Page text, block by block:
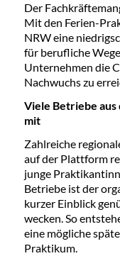
Der
Mit den Ferien-
NRW eine
für berufliche
Unternehmen die
Nachwuchs zu
Viele Betriebe aus
mit
Zahlreiche
auf der Plattform
junge
Betriebe ist der
kurzer Einblick
wecken. So
eine mögliche
Praktikum.